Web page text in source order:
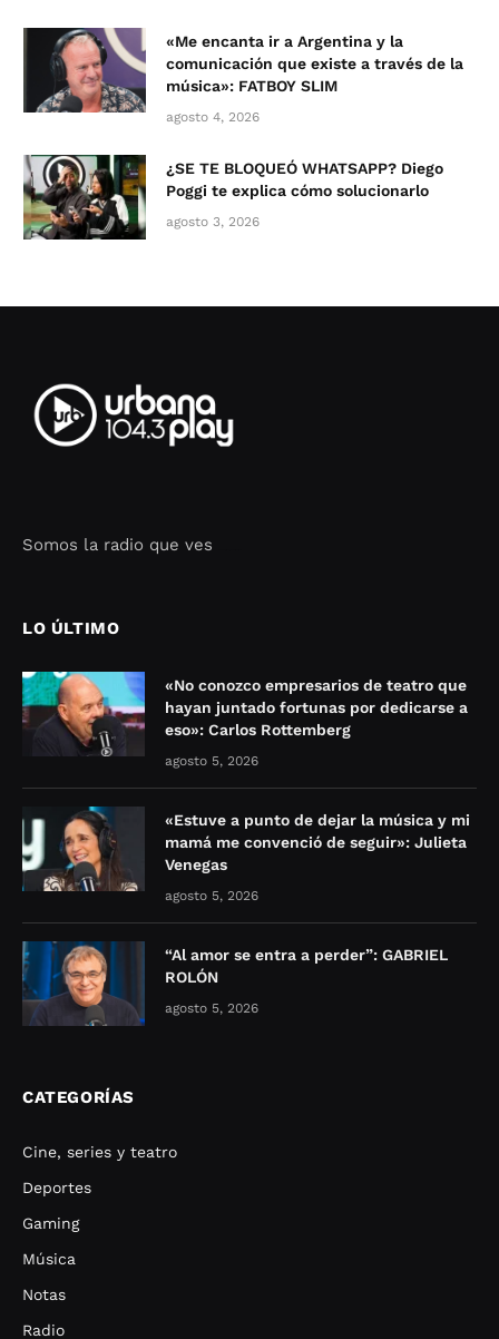
«Me encanta ir a Argentina y la
comunicación que existe a través de la
música»: FATBOY SLIM
agosto 4, 2026
¿SE TE BLOQUEÓ WHATSAPP? Diego
Poggi te explica cómo solucionarlo
agosto 3, 2026
Somos la radio que ves
LO ÚLTIMO
«No conozco empresarios de teatro que
hayan juntado fortunas por dedicarse a
eso»: Carlos Rottemberg
agosto 5, 2026
«Estuve a punto de dejar la música y mi
mamá me convenció de seguir»: Julieta
Venegas
agosto 5, 2026
“Al amor se entra a perder”: GABRIEL
ROLÓN
agosto 5, 2026
CATEGORÍAS
Cine, series y teatro
Deportes
Gaming
Música
Notas
Radio